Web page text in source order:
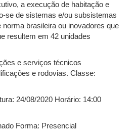
a execução de habitação e
se de sistemas e/ou subsistemas
brasileira ou inovadores que
resultem em 42 unidades
e serviços técnicos
e rodovias. Classe:
24/08/2020 Horário: 14:00
Forma: Presencial